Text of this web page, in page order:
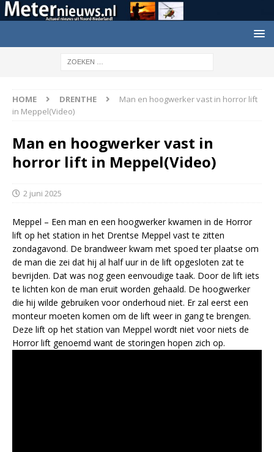
HOME DRENTHE
Man en hoogwerker vast in horror lift
in Meppel(Video)
Man en hoogwerker vast in
horror lift in Meppel(Video)
2 juni 2025
Meppel – Een man en een hoogwerker kwamen in de Horror
lift op het station in het Drentse Meppel vast te zitten
zondagavond. De brandweer kwam met spoed ter plaatse om
de man die zei dat hij al half uur in de lift opgesloten zat te
bevrijden. Dat was nog geen eenvoudige taak. Door de lift iets
te lichten kon de man eruit worden gehaald. De hoogwerker
die hij wilde gebruiken voor onderhoud niet. Er zal eerst een
monteur moeten komen om de lift weer in gang te brengen.
Deze lift op het station van Meppel wordt niet voor niets de
Horror lift genoemd want de storingen hopen zich op.